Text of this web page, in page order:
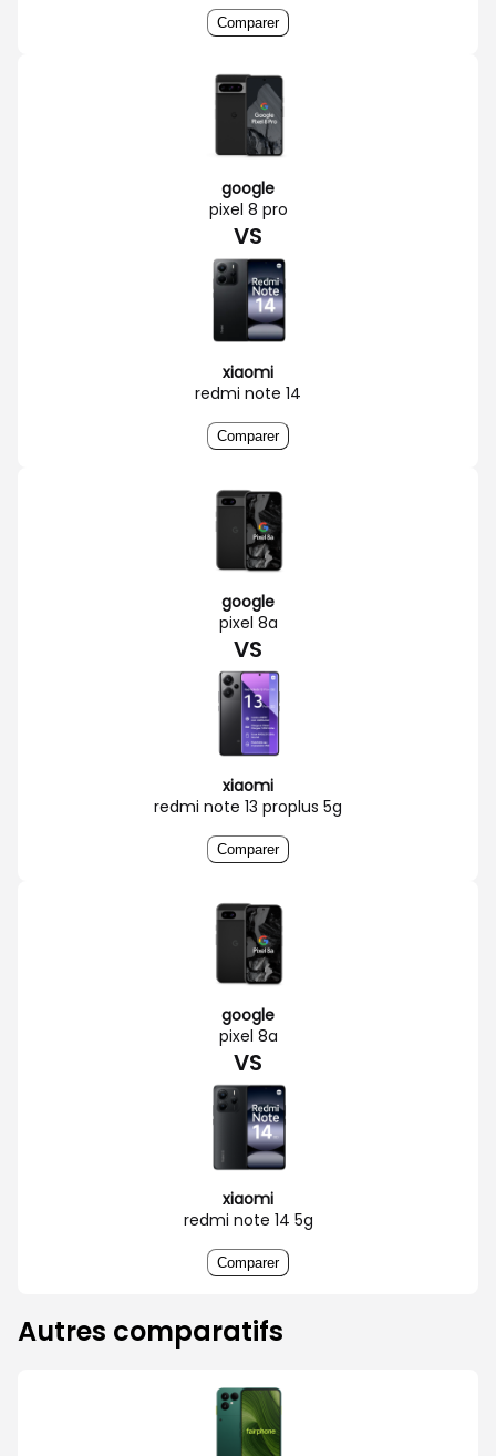
Comparer
google
pixel 8 pro
VS
xiaomi
redmi note 14
Comparer
google
pixel 8a
VS
xiaomi
redmi note 13 proplus 5g
Comparer
google
pixel 8a
VS
xiaomi
redmi note 14 5g
Comparer
Autres comparatifs